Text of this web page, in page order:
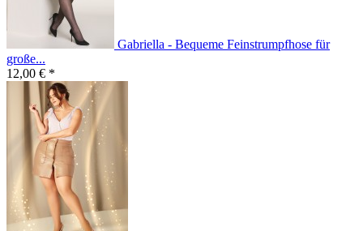
Gabriella - Bequeme Feinstrumpfhose für
große...
12,00 € *